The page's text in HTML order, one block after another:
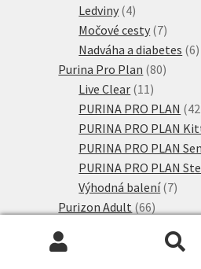
produkty
Ledviny 44
produkty
Močové cesty 77
Nadváha a diabetes 66
Purina Pro Plan 8080
Live Clear 11 11
produktů
PURINA PRO PLAN 42
PURINA PRO PLAN
PURINA PRO PLAN
PURINA PRO PLAN
Výhodná balení 77
Purizon Adult 6666
produkty
3737